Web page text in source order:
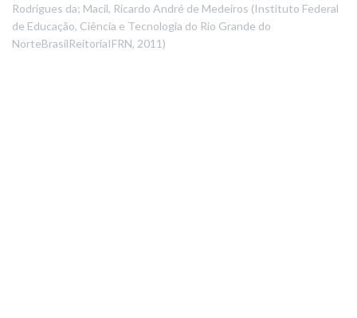
Rodrigues da; Macil, Ricardo André de Medeiros (Instituto Federal
de Educação, Ciência e Tecnologia do Rio Grande do
NorteBrasilReitoriaIFRN, 2011)